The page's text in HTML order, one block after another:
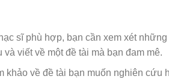
sĩ phù hợp, bạn cần xem xét
viết về một đề tài mà bạn đam mê.
khảo về đề tài bạn muốn nghiên cứu